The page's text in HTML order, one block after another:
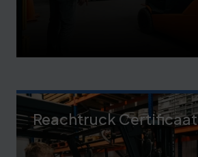
Reachtruck Certificaat